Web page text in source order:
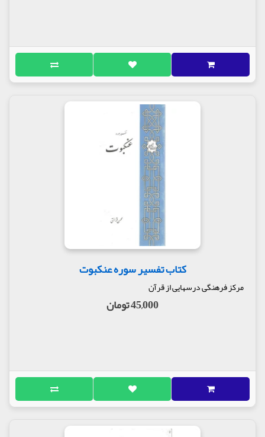
کتاب تفسیر سوره عنکبوت
مرکز فرهنگی درسهایی از قرآن
45,000 تومان